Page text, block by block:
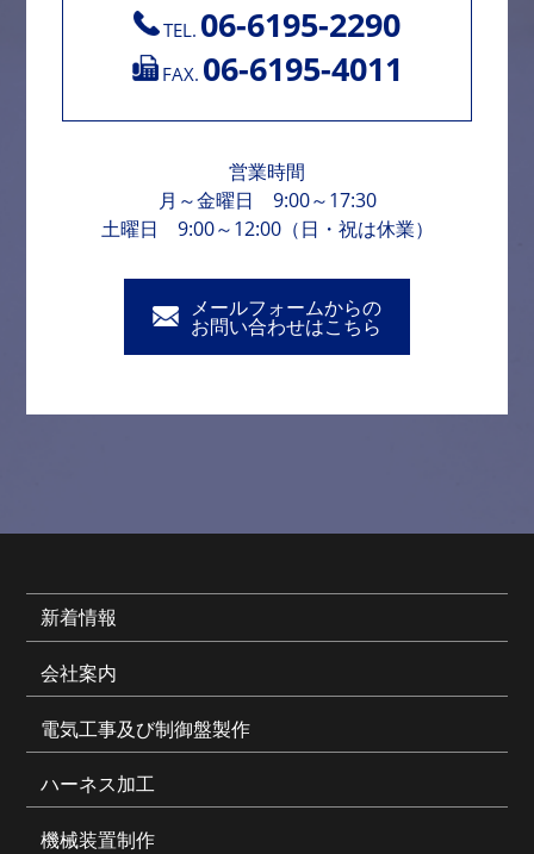
TEL. 06-6195-2290
FAX. 06-6195-4011
営業時間
月～金曜日 9:00～17:30
土曜日 9:00～12:00（日・祝は休業）
メールフォームからの
お問い合わせはこちら
新着情報
会社案内
電気工事及び制御盤製作
ハーネス加工
機械装置制作